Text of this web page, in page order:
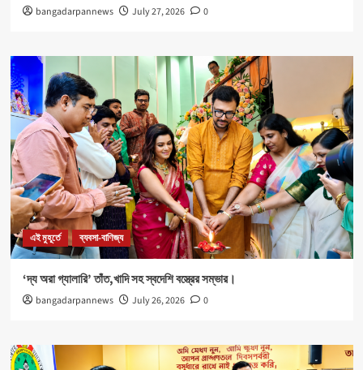
bangadarpannews July 27, 2026 0
এই মুহূর্তে ব্যবসা-বাণিজ্য
‘দ্য অরা গ্যালারি’ তাঁত,খাদি সহ স্বদেশি বস্ত্রের সম্ভার।
bangadarpannews July 26, 2026 0